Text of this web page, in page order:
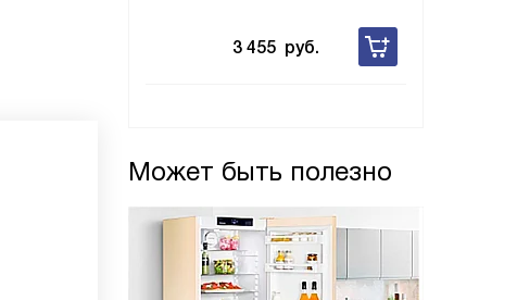
3 455 руб.
Может быть полезно